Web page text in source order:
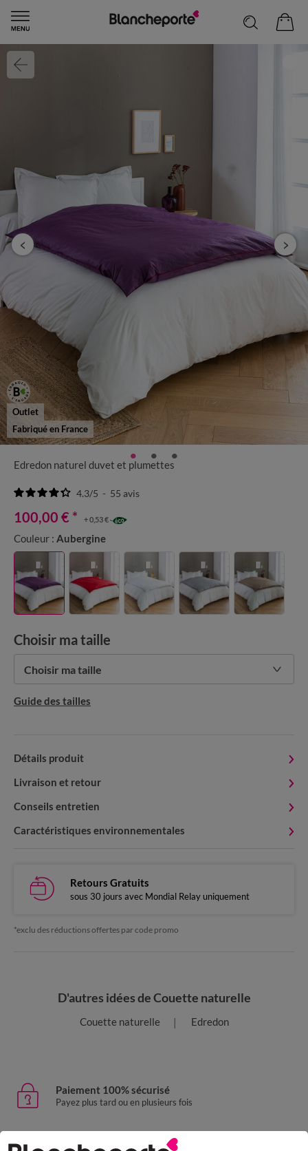
Outlet
Fabriqué en France
Edredon naturel duvet et plumettes
4.3/5 - 55 avis
100,00 € * + 0,53 €
Couleur : Aubergine
Choisir ma taille
Choisir ma taille
Guide des tailles
Détails produit
Livraison et retour
Conseils entretien
Caractéristiques environnementales
Retours Gratuits
sous 30 jours avec Mondial Relay uniquement
*exclu des réductions offertes par code promo
D'autres idées de Couette naturelle
Couette naturelle Edredon
Paiement 100% sécurisé
Payez plus tard ou en plusieurs fois